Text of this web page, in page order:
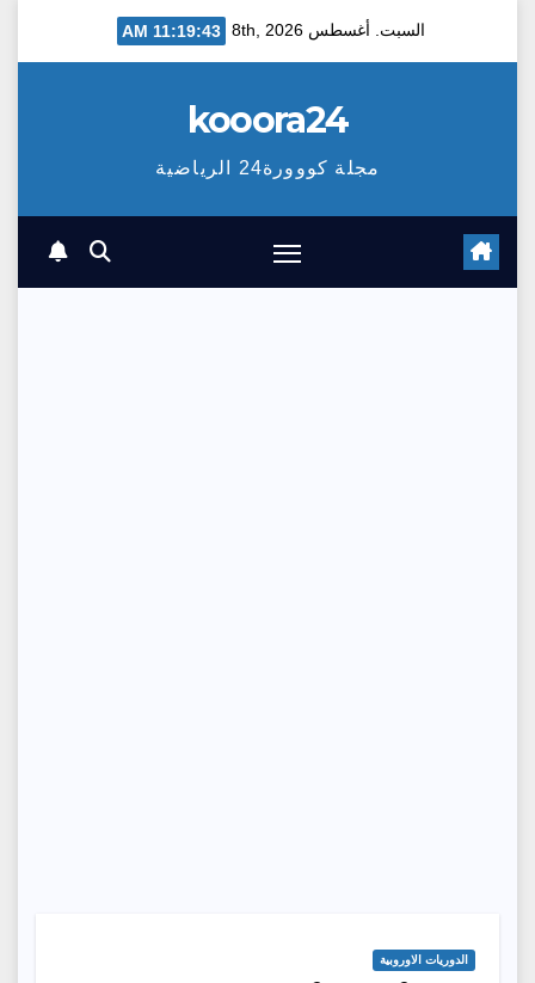
السبت. أغسطس 8th, 2026 11:19:44 AM
kooora24
مجلة كووورة24 الرياضية
الدوريات الاوروبية